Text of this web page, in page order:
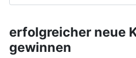
erfolgreicher neue
gewinnen